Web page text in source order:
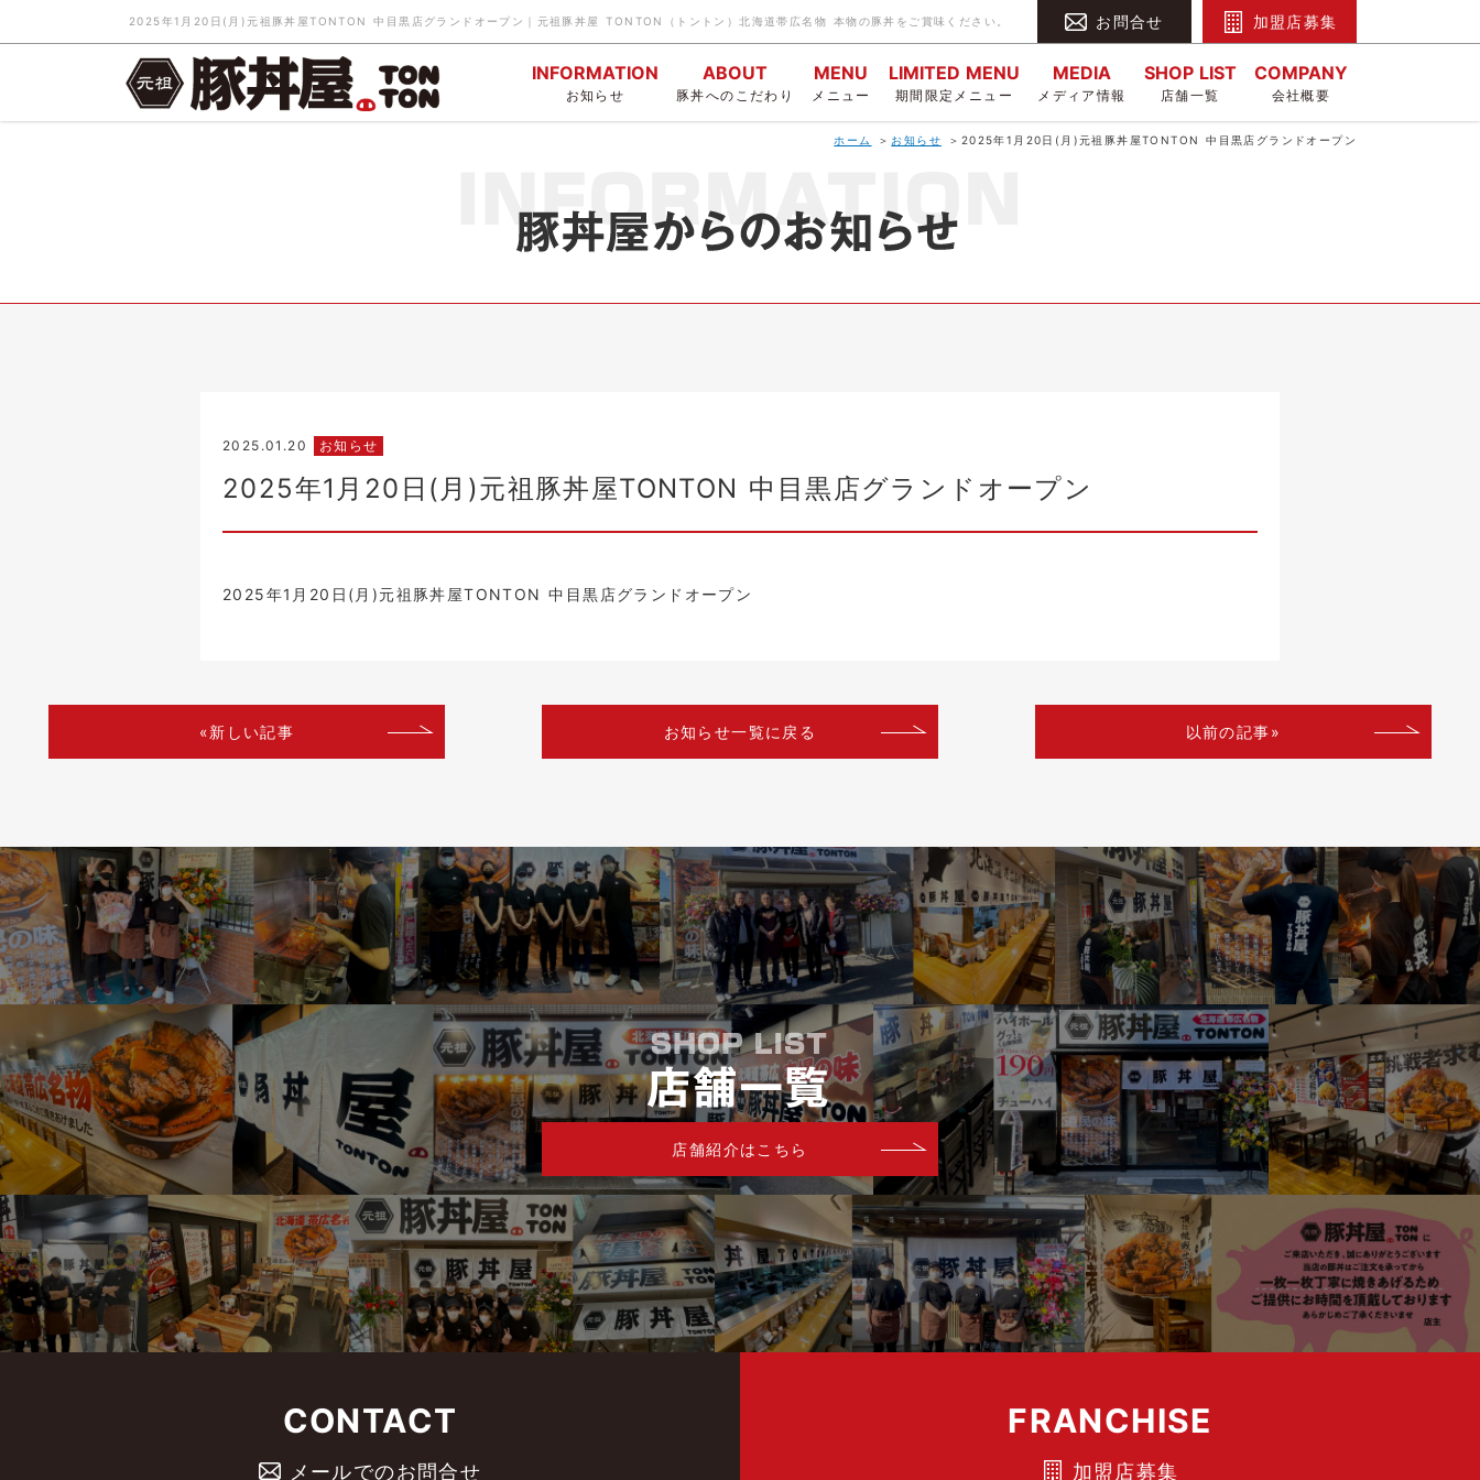
2025年1月20日(月)元祖豚丼屋TONTON 中目黒店グランドオープン｜元祖豚丼屋 TONTON（トントン）北海道帯広名物 本物の豚丼をご賞味ください。
INFORMATION
お知らせ
ABOUT
豚丼へのこだわり
MENU
メニュー
LIMITED MENU
期間限定メニュー
MEDIA
メディア情報
SHOP LIST
店舗一覧
COMPANY
会社概要
お問合せ 加盟店募集
ホーム お知らせ 2025年1月20日(月)元祖豚丼屋TONTON 中目黒店グランドオープン
2025.01.20 お知らせ
2025年1月20日(月)元祖豚丼屋TONTON 中目黒店グランドオープン
2025年1月20日(月)元祖豚丼屋TONTON 中目黒店グランドオープン
«新しい記事 お知らせ一覧に戻る 以前の記事»
店舗紹介はこちら
CONTACT
メールでのお問合せ
FRANCHISE
加盟店募集